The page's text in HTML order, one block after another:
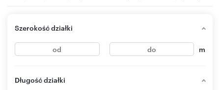
Szerokość działki
m
Długość działki